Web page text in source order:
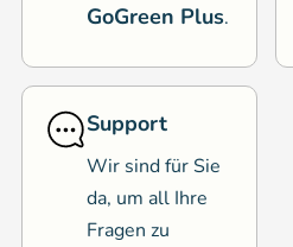
GoGreen Plus.
Support
Wir sind für Sie
da, um all Ihre
Fragen zu